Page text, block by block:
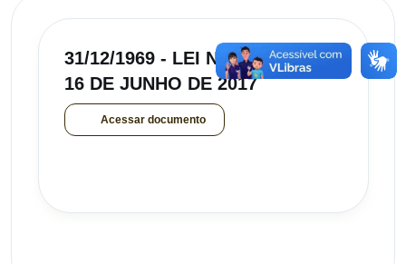
31/12/1969 - LEI Nº131/2017, DE
16 DE JUNHO DE 2017
Acessar documento